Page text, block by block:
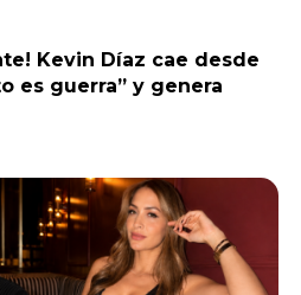
Kevin Díaz cae desde
es guerra” y genera